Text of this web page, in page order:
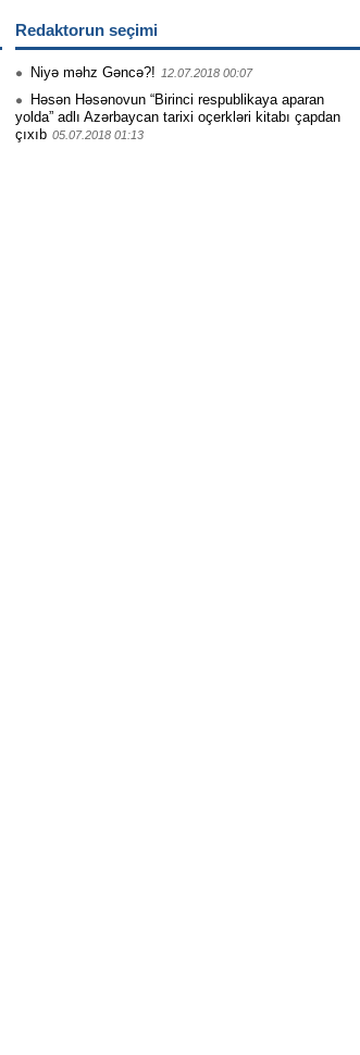
Redaktorun seçimi
Niyə məhz Gəncə?! 12.07.2018 00:07
Həsən Həsənovun “Birinci respublikaya aparan
yolda” adlı Azərbaycan tarixi oçerkləri kitabı çapdan
çıxıb 05.07.2018 01:13